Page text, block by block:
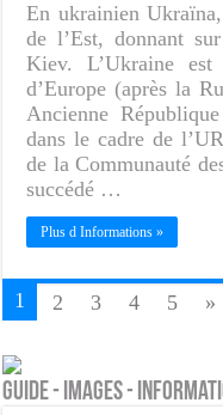
En ukrainien
de l’Est, donnant
Kiev. L’Ukraine
d’Europe (après la
Ancienne
dans le cadre de
de la Communauté
succédé …
Plus d Informations »
1 2 3 4 5 »
Guide - Images -